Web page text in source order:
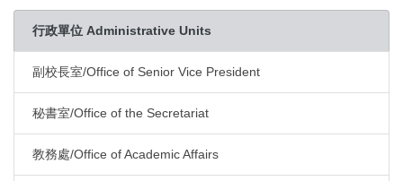
行政單位 Administrative Units
副校長室/Office of Senior Vice President
秘書室/Office of the Secretariat
教務處/Office of Academic Affairs